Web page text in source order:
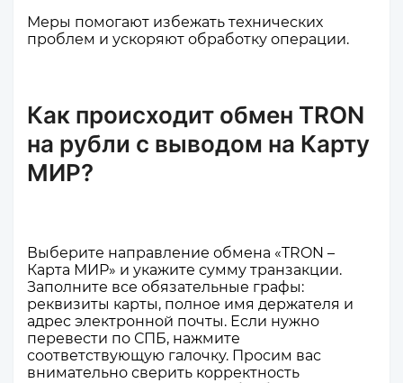
Меры помогают избежать технических
проблем и ускоряют обработку операции.
Как происходит обмен TRON
на рубли с выводом на Карту
МИР?
Выберите направление обмена «TRON –
Карта МИР» и укажите сумму транзакции.
Заполните все обязательные графы:
реквизиты карты, полное имя держателя и
адрес электронной почты. Если нужно
перевести по СПБ, нажмите
соответствующую галочку. Просим вас
внимательно сверить корректность